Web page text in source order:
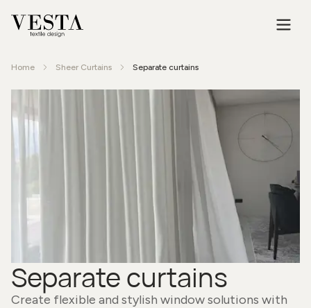
Home Sheer Curtains Separate curtains
Separate curtains
Create flexible and stylish window solutions with